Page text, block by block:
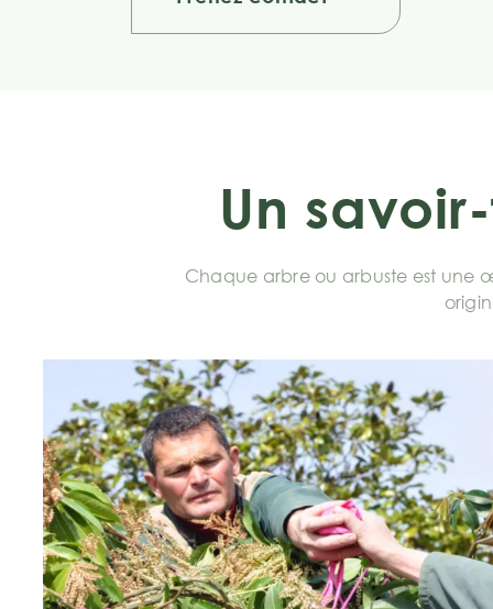
Un
Chaque arbre ou arbuste est une